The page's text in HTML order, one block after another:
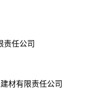
材有限责任公司